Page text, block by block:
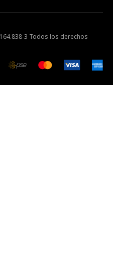
3 Todos los derechos